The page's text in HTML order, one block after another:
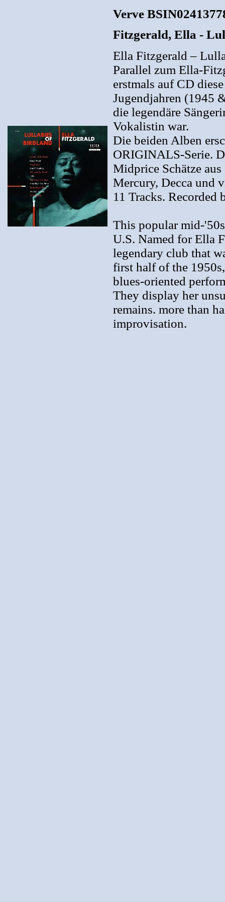
Verve
Fitzgerald, Ella -
Ella Fitzgerald –
Parallel zum Ella-
erstmals auf CD
Jugendjahren (1945
die legendäre
Vokalistin war.
Die beiden Alben
ORIGINALS-Serie.
Midprice Schätze
Mercury, Decca und
11 Tracks. Recorded
This popular mid-
U.S. Named for Ella
legendary club that
first half of the
blues-oriented
They display her
remains. more than
improvisation.